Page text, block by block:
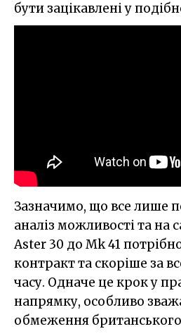
бути зацікавлені у
Зазначимо, що все лише
аналіз можливості та на
Aster 30 до Mk 41
контракт та скоріше за
часу. Одначе це крок у
напрямку, особливо
обмеження британського